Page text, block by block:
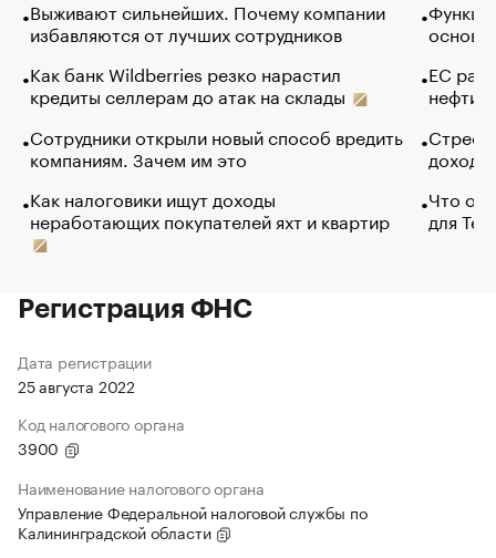
Выживают сильнейших. Почему компании
избавляются от лучших сотрудников
Как банк Wildberries резко нарастил
кредиты селлерам до атак на склады
Сотрудники открыли новый способ вредить
компаниям. Зачем им это
Как налоговики ищут доходы
неработающих покупателей яхт и квартир
основ
ЕС
нефти
Что
для
Регистрация ФНС
Дата регистрации
25 августа 2022
Код налогового органа
3900
Наименование налогового органа
Управление Федеральной налоговой службы по
Калининградской области